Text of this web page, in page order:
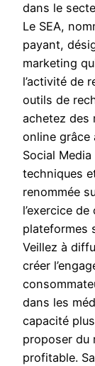
dans le
Le SEA,
payant,
marketing
l’activité de
outils de
achetez des
online grâce
Social
techniques
renommée
l’exercice
plateformes
Veillez à
créer
dans les
capacité
proposer du
profitable.